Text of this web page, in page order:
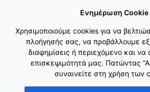
Εθνικό Δίκτυο ΚΑΠ
Ενημέρωση Cookie
Χρησιμοποιούμε cookies για να
πλοήγησής σας, να προβάλλουμε
διαφημίσεις ή περιεχόμενο και
επισκεψιμότητά μας. Πατώντας
συναινείτε στη χρήση των